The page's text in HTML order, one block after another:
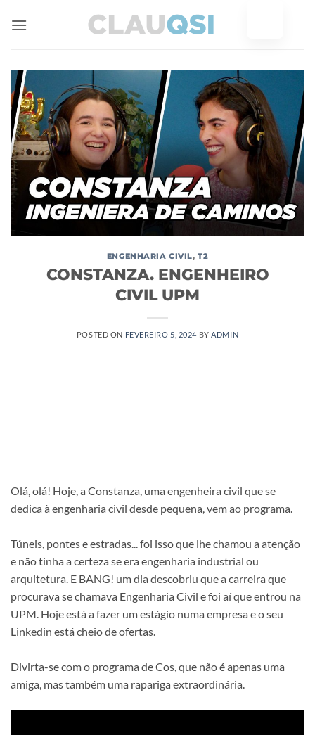
para
ENGENHARIA CIVIL, T2
CONSTANZA. ENGENHEIRO
CIVIL UPM
POSTED ON FEVEREIRO 5, 2024 BYADMIN
Olá, olá! Hoje, a Constanza, uma engenheira civil que se
dedica à engenharia civil desde pequena, vem ao programa.
Túneis, pontes e estradas... foi isso que lhe chamou a atenção
e não tinha a certeza se era engenharia industrial ou
arquitetura. E BANG! um dia descobriu que a carreira que
procurava se chamava Engenharia Civil e foi aí que entrou na
UPM. Hoje está a fazer um estágio numa empresa e o seu
Linkedin está cheio de ofertas.
Divirta-se com o programa de Cos, que não é apenas uma
amiga, mas também uma rapariga extraordinária.